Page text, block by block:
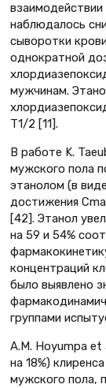
наблюдалось
сыворотки
однократной
мужчинам.
Т1/2 [11].
В работе K.
мужского пола
этанолом (в
достижения
[42]. Этанол
на 59 и 54%
концентраций
было выявлено
группами
А.М. Hoyumpa et
на 18%)
мужского пола,